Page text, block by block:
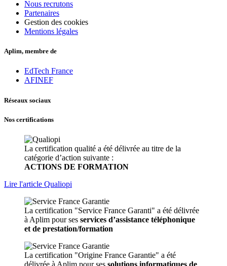
Nous recrutons
Partenaires
Gestion des cookies
Mentions légales
Aplim, membre de
EdTech France
AFINEF
Réseaux sociaux
Nos certifications
La certification qualité a été délivrée au titre de la
catégorie d’action suivante :
ACTIONS DE FORMATION
Lire l'article Qualiopi
La certification "Service France Garanti" a été délivrée
à Aplim pour ses services d’assistance téléphonique
et de prestation/formation
La certification "Origine France Garantie" a été
délivrée à Aplim pour ses solutions informatiques de